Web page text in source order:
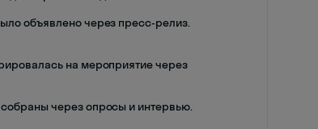
объявлено через пресс-релиз.
на мероприятие через
через опросы и интервью.